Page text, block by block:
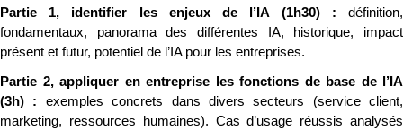
Partie 1, identifier les enjeux de l’IA (1h30) : définition,
fondamentaux, panorama des différentes IA, historique, impact
présent et futur, potentiel de l’IA pour les entreprises.
Partie 2, appliquer en entreprise les fonctions de base de l’IA
(3h) : exemples concrets dans divers secteurs (service client,
marketing, ressources humaines). Cas d’usage réussis analysés